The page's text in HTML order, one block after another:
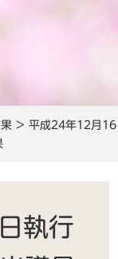
> 平成24年12月16
執行